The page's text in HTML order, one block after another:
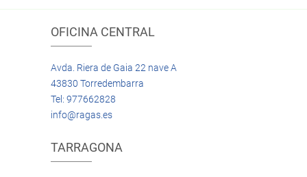
OFICINA CENTRAL
Avda. Riera de Gaia 22 nave A
43830 Torredembarra
Tel: 977662828
info@ragas.es
TARRAGONA